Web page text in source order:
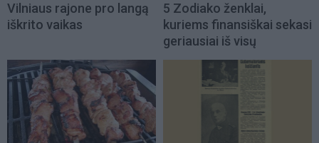
Vilniaus rajone pro langą
iškrito vaikas
5 Zodiako ženklai,
kuriems finansiškai sekasi
geriausiai iš visų